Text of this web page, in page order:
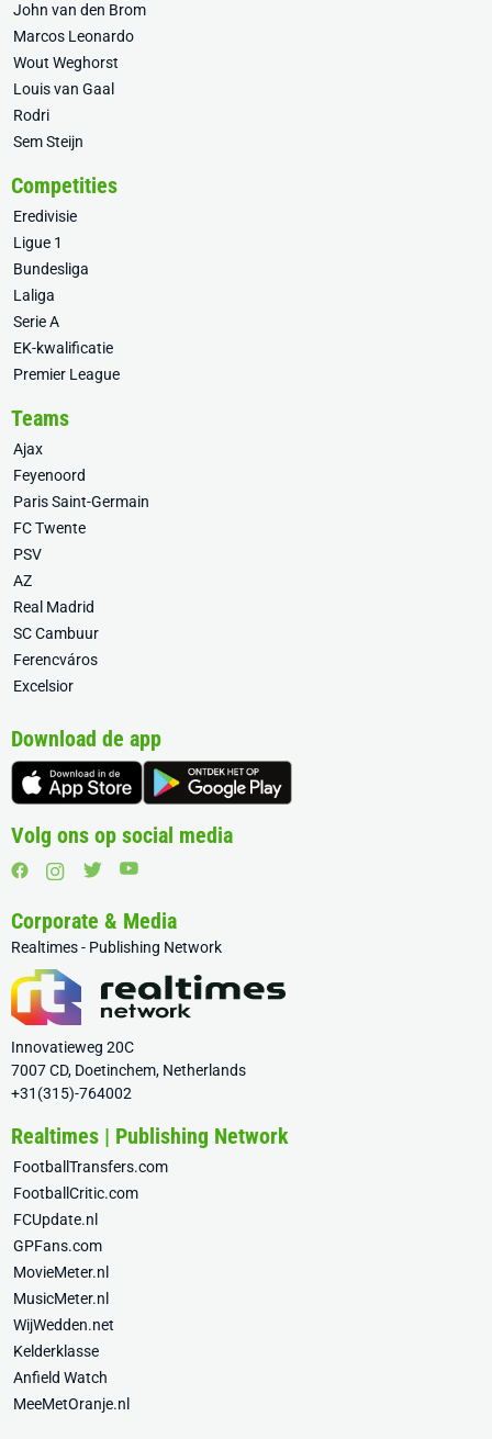
John van den Brom
Marcos Leonardo
Wout Weghorst
Louis van Gaal
Rodri
Sem Steijn
Competities
Eredivisie
Ligue 1
Bundesliga
Laliga
Serie A
EK-kwalificatie
Premier League
Teams
Ajax
Feyenoord
Paris Saint-Germain
FC Twente
PSV
AZ
Real Madrid
SC Cambuur
Ferencváros
Excelsior
Download de app
Volg ons op social media
Corporate & Media
Realtimes - Publishing Network
Innovatieweg 20C
7007 CD, Doetinchem, Netherlands
+31(315)-764002
Realtimes | Publishing Network
FootballTransfers.com
FootballCritic.com
FCUpdate.nl
GPFans.com
MovieMeter.nl
MusicMeter.nl
WijWedden.net
Kelderklasse
Anfield Watch
MeeMetOranje.nl